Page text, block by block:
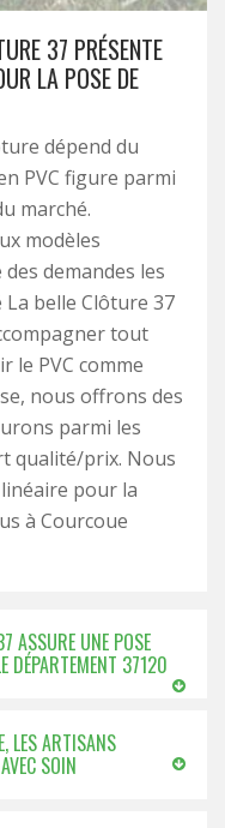
37 PRÉSENTE
LA POSE DE
dépend du
PVC figure parmi
marché.
modèles
demandes les
belle Clôture 37
tout
le PVC comme
nous offrons des
parmi les
qualité/prix. Nous
pour la
à Courcoue
ASSURE UNE POSE
DÉPARTEMENT 37120
LES ARTISANS
SOIN